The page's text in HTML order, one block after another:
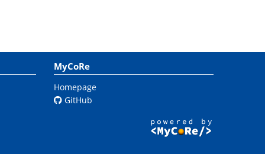
MyCoRe
Homepage
GitHub